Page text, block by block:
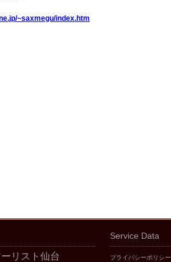
~saxmegu/index.htm
リスト仙台
Service Data
プライバシーポリシー